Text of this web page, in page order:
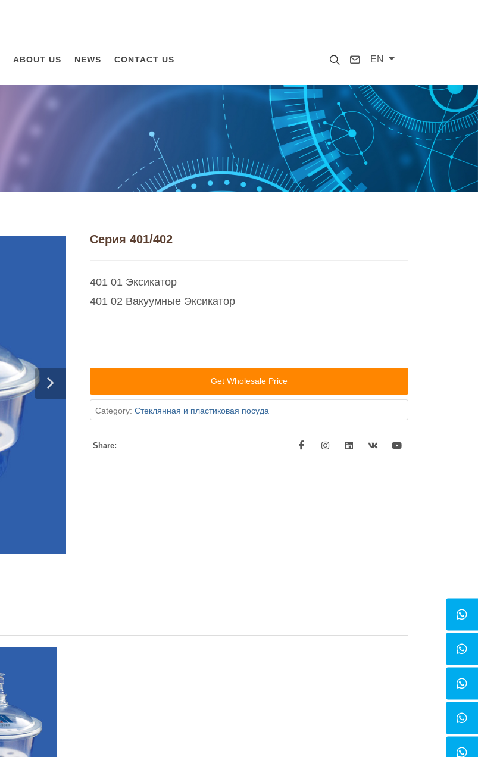
SearchContact
EN
ABOUT US NEWS CONTACT US
Серия 401/402
401 01 Эксикатор
401 02 Вакуумные Эксикатор
Get Wholesale Price
Category: Стеклянная и пластиковая посуда
Share: